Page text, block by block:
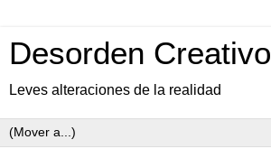
Desorden Creativo
Leves alteraciones de la realidad